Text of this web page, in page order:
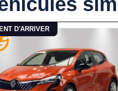
D'ARRIVER